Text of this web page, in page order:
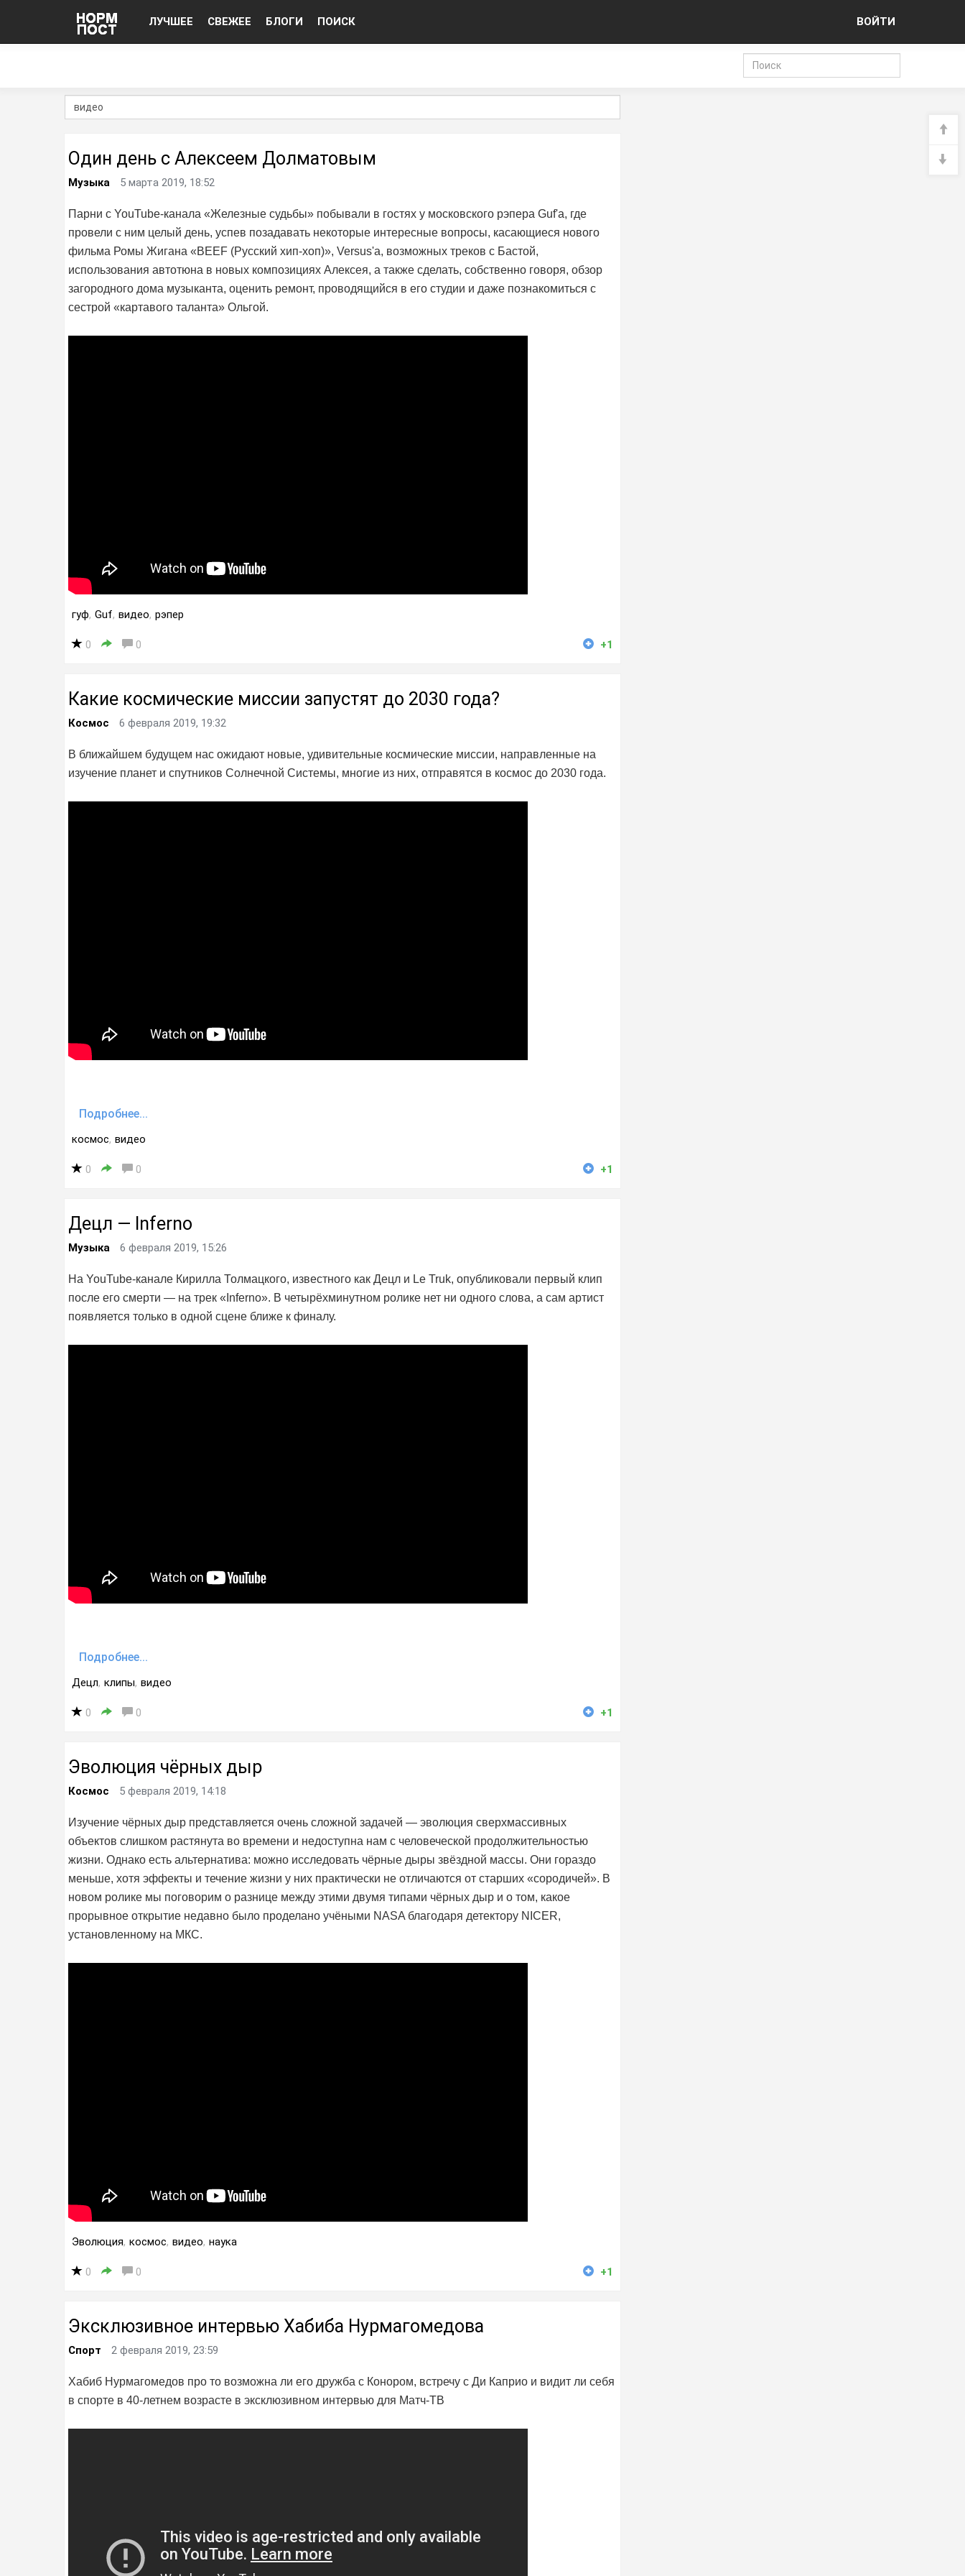
ЛУЧШЕЕ СВЕЖЕЕ БЛОГИ ПОИСК ВОЙТИ
Один день с Алексеем Долматовым
Музыка 5 марта 2019, 18:52
Парни с YouTube-канала «Железные судьбы» побывали в гостях у московского рэпера Guf'a, где
провели с ним целый день, успев позадавать некоторые интересные вопросы, касающиеся нового
фильма Ромы Жигана «BEEF (Русский хип-хоп)», Versus'a, возможных треков с Бастой,
использования автотюна в новых композициях Алексея, а также сделать, собственно говоря, обзор
загородного дома музыканта, оценить ремонт, проводящийся в его студии и даже познакомиться с
сестрой «картавого таланта» Ольгой.
гуф, Guf, видео, рэпер
0 0 +1
Какие космические миссии запустят до 2030 года?
Космос 6 февраля 2019, 19:32
В ближайшем будущем нас ожидают новые, удивительные космические миссии, направленные на
изучение планет и спутников Солнечной Системы, многие из них, отправятся в космос до 2030 года.
Подробнее...
космос, видео
0 0 +1
Децл — Inferno
Музыка 6 февраля 2019, 15:26
На YouTube-канале Кирилла Толмацкого, известного как Децл и Le Truk, опубликовали первый клип
после его смерти — на трек «Inferno». В четырёхминутном ролике нет ни одного слова, а сам артист
появляется только в одной сцене ближе к финалу.
Подробнее...
Децл, клипы, видео
0 0 +1
Эволюция чёрных дыр
Космос 5 февраля 2019, 14:18
Изучение чёрных дыр представляется очень сложной задачей — эволюция сверхмассивных
объектов слишком растянута во времени и недоступна нам с человеческой продолжительностью
жизни. Однако есть альтернатива: можно исследовать чёрные дыры звёздной массы. Они гораздо
меньше, хотя эффекты и течение жизни у них практически не отличаются от старших «сородичей». В
новом ролике мы поговорим о разнице между этими двумя типами чёрных дыр и о том, какое
прорывное открытие недавно было проделано учёными NASA благодаря детектору NICER,
установленному на МКС.
Эволюция, космос, видео, наука
0 0 +1
Эксклюзивное интервью Хабиба Нурмагомедова
Спорт 2 февраля 2019, 23:59
Хабиб Нурмагомедов про то возможна ли его дружба с Конором, встречу с Ди Каприо и видит ли себя
в спорте в 40-летнем возрасте в эксклюзивном интервью для Матч-ТВ